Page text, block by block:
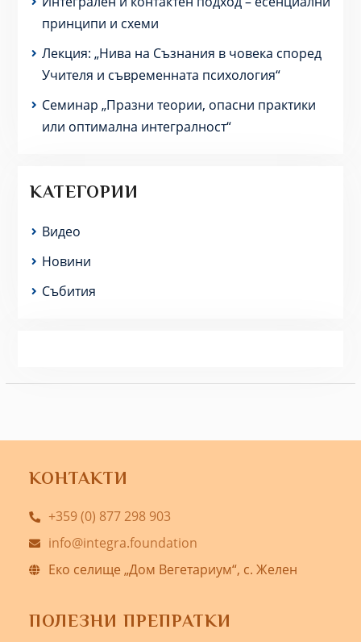
принципи и схеми
Лекция: „Нива на Съзнания в човека според
Учителя и съвременната психология“
Семинар „Празни теории, опасни практики
или оптимална интегралност“
КАТЕГОРИИ
Видео
Новини
Събития
КОНТАКТИ
+359 (0) 877 298 903
info@integra.foundation
Еко селище „Дом Вегетариум“, с. Желен
ПОЛЕЗНИ ПРЕПРАТКИ